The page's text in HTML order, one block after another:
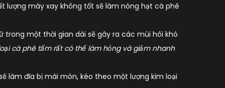
lượng máy xay không tốt sẽ làm nóng hạt cà phê
trong một thời gian dài sẽ gây ra các mùi hôi khó
cà phê tẩm rất có thể làm hỏng và giảm nhanh
làm đĩa bị mài mòn, kéo theo một lượng kim loại